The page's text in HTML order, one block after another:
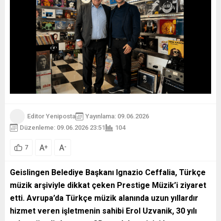
Editor Yeniposta
Yayınlama: 09.06.2026
Düzenleme: 09.06.2026 23:51
104
7 A+ A-
Geislingen Belediye Başkanı Ignazio Ceffalia, Türkçe
müzik arşiviyle dikkat çeken Prestige Müzik’i ziyaret
etti. Avrupa’da Türkçe müzik alanında uzun yıllardır
hizmet veren işletmenin sahibi Erol Uzvanik, 30 yılı